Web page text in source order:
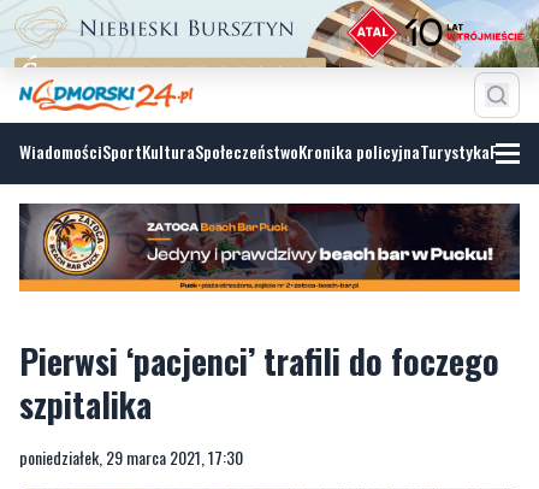
WiadomościSportKulturaSpołeczeństwoKronika policyjnaTurystyka
Pierwsi ‘pacjenci’ trafili do foczego
szpitalika
poniedziałek, 29 marca 2021, 17:30